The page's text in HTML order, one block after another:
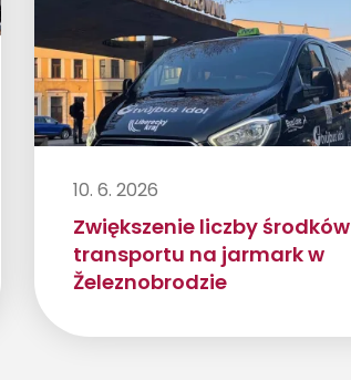
10. 6. 2026
Zwiększenie liczby środków
transportu na jarmark w
Železnobrodzie